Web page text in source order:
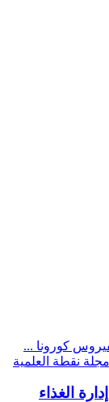
الغذاء